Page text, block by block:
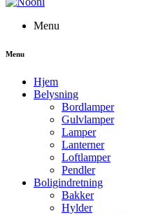
Menu
Menu
Hjem
Belysning
Bordlamper
Gulvlamper
Lamper
Lanterner
Loftlamper
Pendler
Boligindretning
Bakker
Hylder